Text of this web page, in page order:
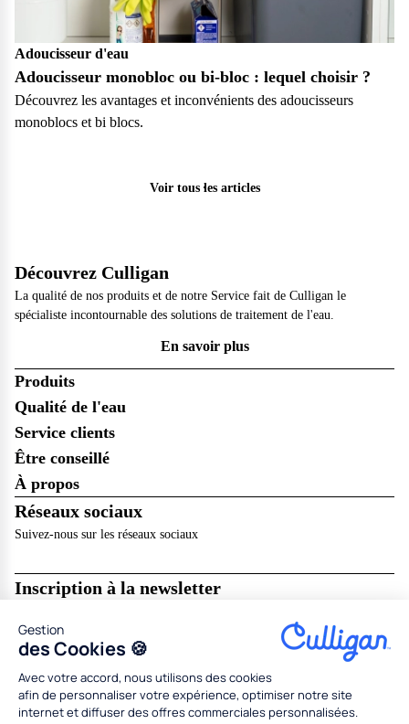
Gestion
des Cookies 🍪
Avec votre accord, nous utilisons des cookies
afin de personnaliser votre expérience, optimiser notre site
internet et diffuser des offres commerciales personnalisées.
Adoucisseur d'eau
Adoucisseur monobloc ou bi-bloc : lequel choisir ?
Découvrez les avantages et inconvénients des adoucisseurs
monoblocs et bi blocs.
Voir tous les articles
Découvrez Culligan
La qualité de nos produits et de notre Service fait de Culligan le
spécialiste incontournable des solutions de traitement de l'eau.
En savoir plus
Produits
Qualité de l'eau
Service clients
Être conseillé
À propos
Réseaux sociaux
Suivez-nous sur les réseaux sociaux
Inscription à la newsletter
Mentions légalesRésilier en ligneCGU
Politique de données personnellesPolitique des cookies
Gestion des cookies PartenairesConcessionnaires MédiationCodes promo